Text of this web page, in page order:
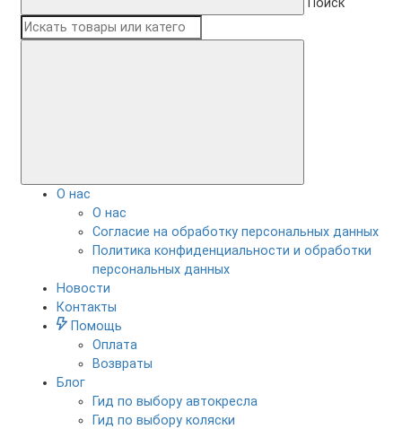
О нас
О нас
Согласие на обработку персональных данных
Политика конфиденциальности и обработки
персональных данных
Новости
Контакты
Помощь
Оплата
Возвраты
Блог
Гид по выбору автокресла
Гид по выбору коляски